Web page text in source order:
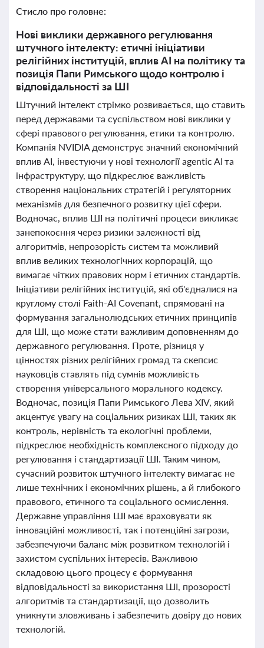
Стисло про головне:
Нові виклики державного регулювання
штучного інтелекту: етичні ініціативи
релігійних інституцій, вплив AI на політику та
позиція Папи Римського щодо контролю і
відповідальності за ШІ
Штучний інтелект стрімко розвивається, що ставить
перед державами та суспільством нові виклики у
сфері правового регулювання, етики та контролю.
Компанія NVIDIA демонструє значний економічний
вплив AI, інвестуючи у нові технології agentic AI та
інфраструктуру, що підкреслює важливість
створення національних стратегій і регуляторних
механізмів для безпечного розвитку цієї сфери.
Водночас, вплив ШІ на політичні процеси викликає
занепокоєння через ризики залежності від
алгоритмів, непрозорість систем та можливий
вплив великих технологічних корпорацій, що
вимагає чітких правових норм і етичних стандартів.
Ініціативи релігійних інституцій, які об'єдналися на
круглому столі Faith-AI Covenant, спрямовані на
формування загальнолюдських етичних принципів
для ШІ, що може стати важливим доповненням до
державного регулювання. Проте, різниця у
цінностях різних релігійних громад та скепсис
науковців ставлять під сумнів можливість
створення універсального морального кодексу.
Водночас, позиція Папи Римського Лева XIV, який
акцентує увагу на соціальних ризиках ШІ, таких як
контроль, нерівність та екологічні проблеми,
підкреслює необхідність комплексного підходу до
регулювання і стандартизації ШІ. Таким чином,
сучасний розвиток штучного інтелекту вимагає не
лише технічних і економічних рішень, а й глибокого
правового, етичного та соціального осмислення.
Державне управління ШІ має враховувати як
інноваційні можливості, так і потенційні загрози,
забезпечуючи баланс між розвитком технологій і
захистом суспільних інтересів. Важливою
складовою цього процесу є формування
відповідальності за використання ШІ, прозорості
алгоритмів та стандартизації, що дозволить
уникнути зловживань і забезпечить довіру до нових
технологій.